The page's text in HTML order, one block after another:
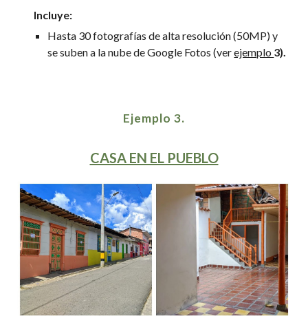
Incluye:
Hasta 30 fotografías de alta resolución (50MP) y
se suben a la nube deGoogle Fotos (verejemplo 3).
Ejemplo 3.
CASA EN EL PUEBLO